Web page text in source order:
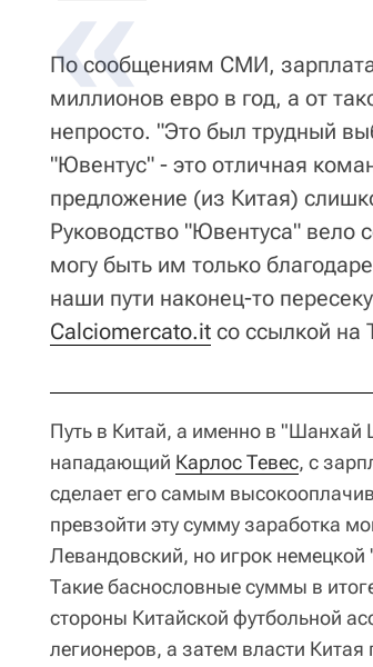
По сообщениям СМИ, зарплата
миллионов евро в год, а от
непросто. "Это был трудный
"Ювентус" - это отличная
предложение (из Китая)
Руководство "Ювентуса" вело
могу быть им только
наши пути наконец-то
Сalciomercato.it со ссылкой на
Путь в Китай, а именно в "Шанхай
нападающий Карлос Тевес, с
сделает его самым
превзойти эту сумму заработка
Левандовский, но игрок
Такие баснословные суммы в
стороны Китайской футбольной
легионеров, а затем власти